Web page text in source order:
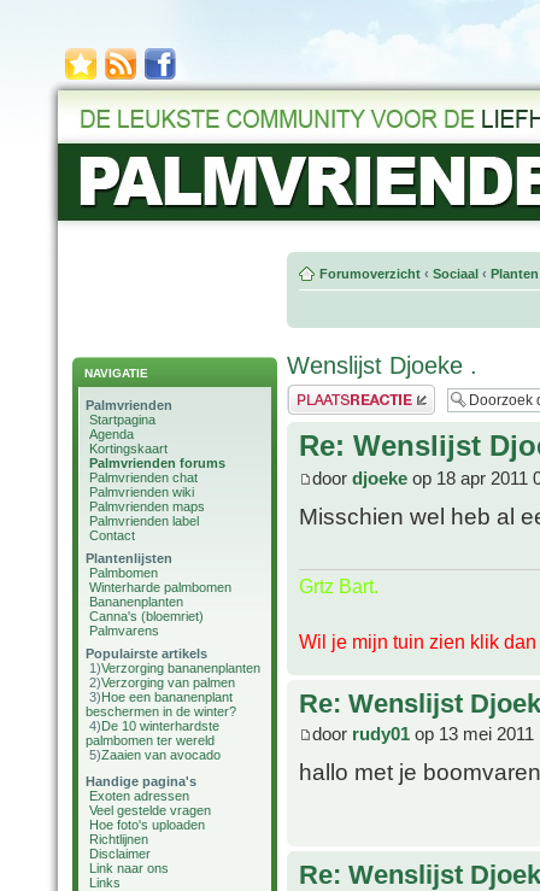
NAVIGATIE
Palmvrienden
Startpagina
Agenda
Kortingskaart
Palmvrienden forums
Palmvrienden chat
Palmvrienden wiki
Palmvrienden maps
Palmvrienden label
Contact
Plantenlijsten
Palmbomen
Winterharde palmbomen
Bananenplanten
Canna's (bloemriet)
Palmvarens
Populairste artikels
1)Verzorging bananenplanten
2)Verzorging van palmen
3)Hoe een bananenplant
beschermen in de winter?
4)De 10 winterhardste
palmbomen ter wereld
5)Zaaien van avocado
Handige pagina's
Exoten adressen
Veel gestelde vragen
Hoe foto's uploaden
Richtlijnen
Disclaimer
Link naar ons
Links
Forumoverzicht ‹ Sociaal ‹
Wenslijst Djoeke .
Plaats een reactie
Re: Wenslijst
door djoeke op 18 apr 2011
Misschien wel heb al
Grtz Bart.
Wil je mijn tuin zien klik dan
Re: Wenslijst
door rudy01 op 13 mei 2011
hallo met je
Re: Wenslijst